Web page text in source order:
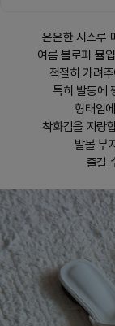
은은한 시스루
여름 블로퍼 뮬
적절히 가려
특히 발등에
형태임
착화감을 자랑
발볼 부
즐길